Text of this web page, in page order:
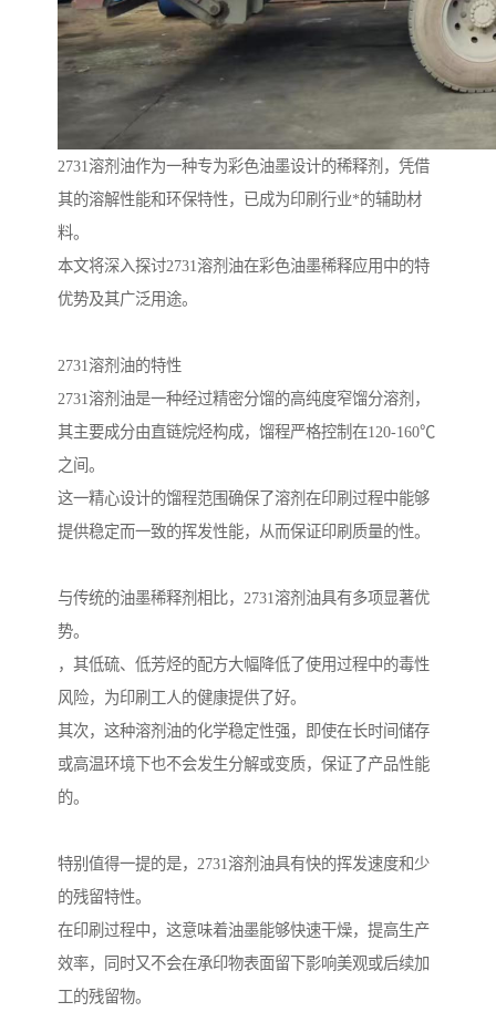
2731溶剂油作为一种专为彩色油墨设计的稀释剂，凭借
其的溶解性能和环保特性，已成为印刷行业*的辅助材
料。
本文将深入探讨2731溶剂油在彩色油墨稀释应用中的特
优势及其广泛用途。
2731溶剂油的特性
2731溶剂油是一种经过精密分馏的高纯度窄馏分溶剂，
其主要成分由直链烷烃构成，馏程严格控制在120-160℃
之间。
这一精心设计的馏程范围确保了溶剂在印刷过程中能够
提供稳定而一致的挥发性能，从而保证印刷质量的性。
与传统的油墨稀释剂相比，2731溶剂油具有多项显著优
势。
，其低硫、低芳烃的配方大幅降低了使用过程中的毒性
风险，为印刷工人的健康提供了好。
其次，这种溶剂油的化学稳定性强，即使在长时间储存
或高温环境下也不会发生分解或变质，保证了产品性能
的。
特别值得一提的是，2731溶剂油具有快的挥发速度和少
的残留特性。
在印刷过程中，这意味着油墨能够快速干燥，提高生产
效率，同时又不会在承印物表面留下影响美观或后续加
工的残留物。